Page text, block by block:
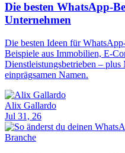
Die besten WhatsApp-
Unternehmen
Die besten Ideen für
Beispiele aus Immobilien, E-
Dienstleistungsbetrieben –
einprägsamen Namen.
Alix Gallardo
Jul 31, 26
Branche